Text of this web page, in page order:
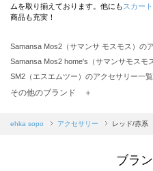
ムを取り揃えております。他にも スカート
商品も充実！
Samansa Mos2（サマンサ モスモス）の
Samansa Mos2 home's（サマンサモスモ
SM2（エスエムツー）のアクセサリー一覧
TSUHARU by Samansa Mos2（ツハルバ
Samansa Mos2 blue（サマンサモスモス
sō4ū（ソウフォーユー）のアクセサリー一
その他のブランド ＋
ehka sopo アクセサリー レッド/赤系
ブラ